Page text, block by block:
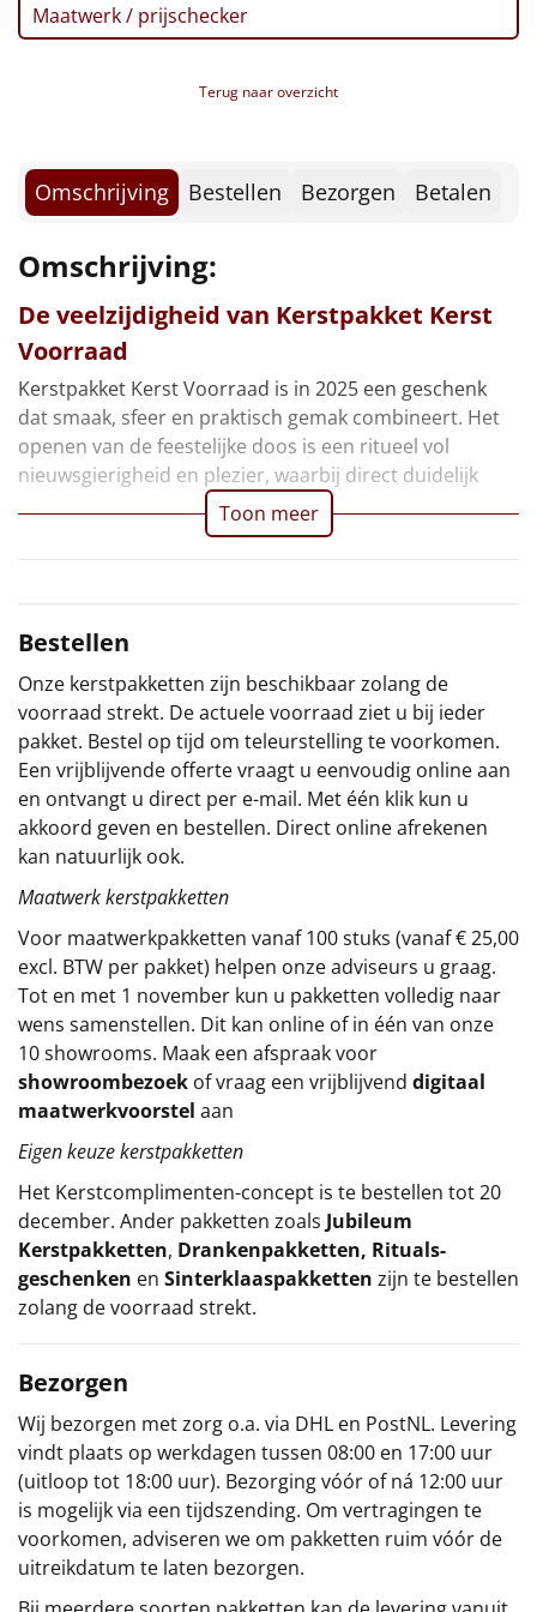
Borrelplank
Noodradio NIEUW
Alle artikelen
Overige
Ideeën
Personeel
Doe het zelf
Particulier
Kerstgeschenken 2026
Relatiegeschenken
Cadeaubon
Per stuk
Alle overige
Maatwerk / prijschecker
Terug naar overzicht
Omschrijving Bestellen Bezorgen Betalen
Omschrijving:
De veelzijdigheid van Kerstpakket Kerst
Voorraad
Kerstpakket Kerst Voorraad is in 2025 een geschenk
dat smaak, sfeer en praktisch gemak combineert. Het
openen van de feestelijke doos is een ritueel vol
nieuwsgierigheid en plezier, waarbij direct duidelijk
Toon meer
Bestellen
Onze kerstpakketten zijn beschikbaar zolang de
voorraad strekt. De actuele voorraad ziet u bij ieder
pakket. Bestel op tijd om teleurstelling te voorkomen.
Een vrijblijvende offerte vraagt u eenvoudig online aan
en ontvangt u direct per e-mail. Met één klik kun u
akkoord geven en bestellen. Direct online afrekenen
kan natuurlijk ook.
Maatwerk kerstpakketten
Voor maatwerkpakketten vanaf 100 stuks (vanaf € 25,00
excl. BTW per pakket) helpen onze adviseurs u graag.
Tot en met 1 november kun u pakketten volledig naar
wens samenstellen. Dit kan online of in één van onze
10 showrooms. Maak een afspraak voor
showroombezoek of vraag een vrijblijvend digitaal
maatwerkvoorstel aan
Eigen keuze kerstpakketten
Het Kerstcomplimenten-concept is te bestellen tot 20
december. Ander pakketten zoals Jubileum
Kerstpakketten, Drankenpakketten, Rituals-
geschenken en Sinterklaaspakketten zijn te bestellen
zolang de voorraad strekt.
Bezorgen
Wij bezorgen met zorg o.a. via DHL en PostNL. Levering
vindt plaats op werkdagen tussen 08:00 en 17:00 uur
(uitloop tot 18:00 uur). Bezorging vóór of ná 12:00 uur
is mogelijk via een tijdszending. Om vertragingen te
voorkomen, adviseren we om pakketten ruim vóór de
uitreikdatum te laten bezorgen.